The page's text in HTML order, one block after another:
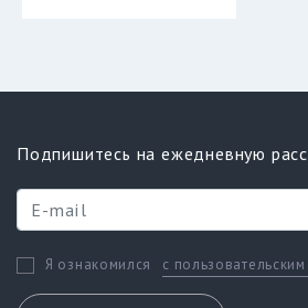
Подпишитесь на ежедневную
Я ознакомился с